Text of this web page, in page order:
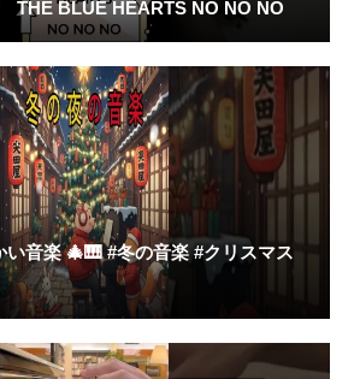
THE BLUE HEARTS NO NO NO
音楽 🎄🎹 #冬の音楽 #クリスマス